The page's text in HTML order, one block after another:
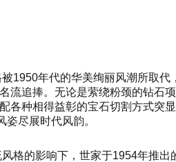
1950年代的华美绚丽风潮所取
流追捧。无论是萦绕粉颈的钻石
各种相得益彰的宝石切割方式突
姿尽展时代风韵。
格的影响下，世家于1954年推